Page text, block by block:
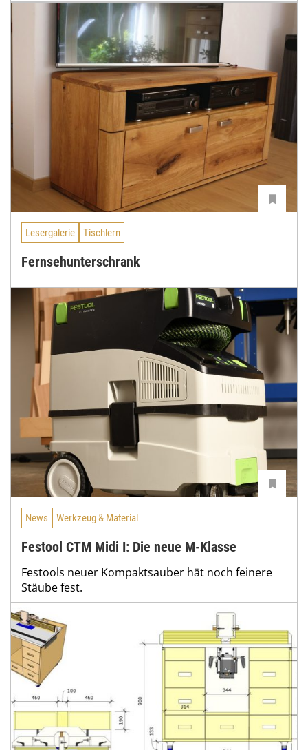
Lesergalerie Tischlern
Fernsehunterschrank
News Werkzeug & Material
Festool CTM Midi I: Die neue M-Klasse
Festools neuer Kompaktsauber hät noch feinere
Stäube fest.